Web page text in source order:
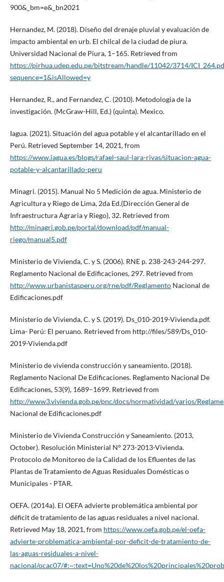
900&_bm=e&_bn2021
Hernandez, M. (2018). Diseño del drenaje pluvial y evaluación de
impacto ambiental en urb. El chilcal de la ciudad de piura.
Universidad Nacional de Piura, 1–165. Retrieved from
https://pirhua.udep.edu.pe/bitstream/handle/11042/3714/
sequence=1&isAllowed=y
Hernandez, R., and Fernandez, C. (2010). Metodologia de la
investigación. (McGraw-Hill, Ed.) (quinta). Mexico.
Iagua. (2021). Situación del agua potable y el alcantarillado en el
Perú. Retrieved September 14, 2021, from
https://www.iagua.es/blogs/rafael-saul-lara-rivas/situacion-agua-
potable-y-alcantarillado-peru
Minagri. (2015). Manual No 5 Medición de agua. Ministerio de
Agricultura y Riego de Lima, 2da Ed.(Dirección General de
Infraestructura Agraria y Riego), 32. Retrieved from
http://minagri.gob.pe/portal/download/pdf/manual-
riego/manual5.pdf
Ministerio de Vivienda, C. y S. (2006). RNE p. 238-243-244-297.
Reglamento Nacional de Edificaciones, 297. Retrieved from
http://www.urbanistasperu.org/rne/pdf/ReglamentoNacional de
Edificaciones.pdf
Ministerio de Vivienda, C. y S. (2019). Ds_010-2019-Vivienda.pdf.
Lima- Perú: El peruano. Retrieved from http://files/589/Ds_010-
2019-Vivienda.pdf
Ministerio de vivienda construcción y saneamiento. (2018).
Reglamento Nacional De Edificaciones. Reglamento Nacional De
Edificaciones, 53(9), 1689–1699. Retrieved from
http://www3.vivienda.gob.pe/pnc/docs/normatividad/varios/
Nacional de Edificaciones.pdf
Ministerio de Vivienda Construcción y Saneamiento. (2013,
October). Resolución Ministerial N° 273-2013-Vivienda.
Protocolo de Monitoreo de la Calidad de los Efluentes de las
Plantas de Tratamiento de Aguas Residuales Domésticas o
Municipales - PTAR.
OEFA. (2014a). El OEFA advierte problemática ambiental por
déficit de tratamiento de las aguas residuales a nivel nacional.
Retrieved May 18, 2021, from https://www.oefa.gob.pe/el-oefa-
advierte-problematica-ambiental-por-deficit-de-tratamiento-de-
las-aguas-residuales-a-nivel-
nacional/ocac07/